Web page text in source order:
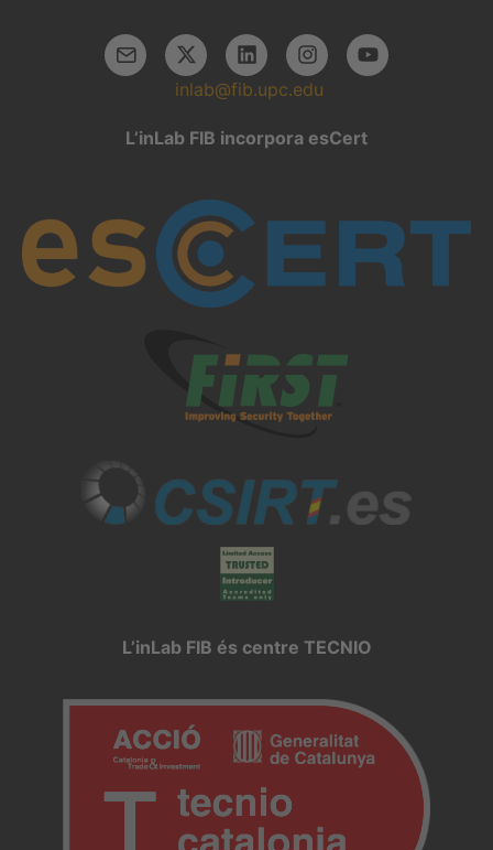
inlab@fib.upc.edu
L’inLab FIB incorpora esCert
L’inLab FIB és centre TECNIO